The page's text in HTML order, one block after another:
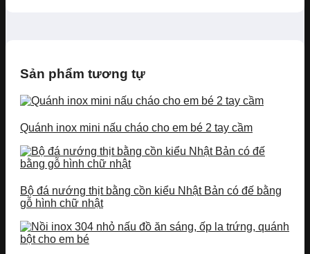
Sản phẩm tương tự
Quánh inox mini nấu cháo cho em bé 2 tay cầm
Bộ đá nướng thịt bằng cồn kiểu Nhật Bản có đế bằng
gỗ hình chữ nhật